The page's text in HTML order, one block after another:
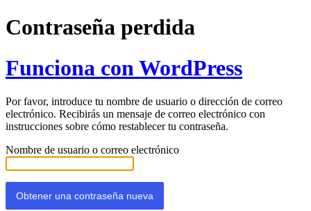
Contraseña perdida
Funciona con WordPress
Por favor, introduce tu nombre de usuario o dirección de correo
electrónico. Recibirás un mensaje de correo electrónico con
instrucciones sobre cómo restablecer tu contraseña.
Nombre de usuario o correo electrónico